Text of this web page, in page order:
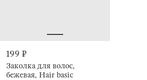
199 ₽
Заколка для волос,
бежевая, Hair basic